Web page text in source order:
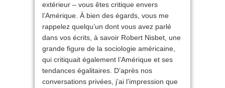
extérieur – vous êtes critique envers
l’Amérique. À bien des égards, vous me
rappelez quelqu’un dont vous avez parlé
dans vos écrits, à savoir Robert Nisbet, une
grande figure de la sociologie américaine,
qui critiquait également l’Amérique et ses
tendances égalitaires. D’après nos
conversations privées, j’ai l’impression que